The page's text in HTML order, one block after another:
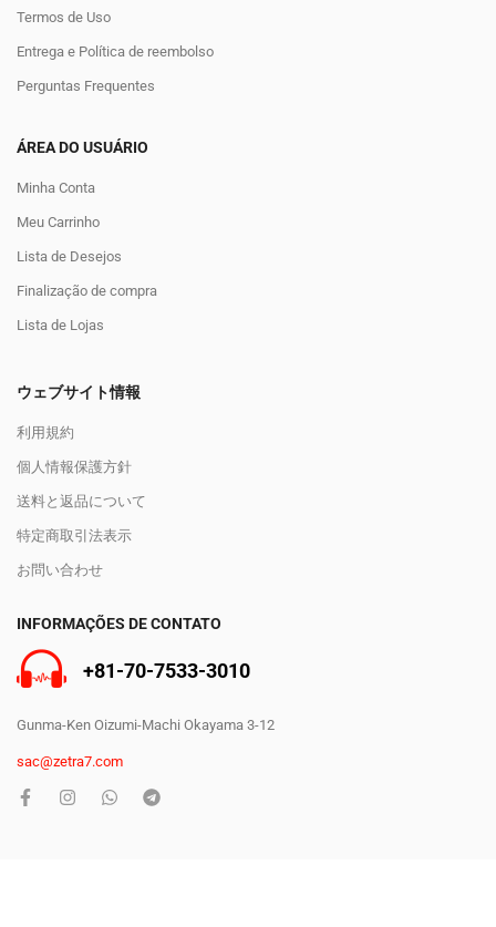
Termos de Uso
Entrega e Política de reembolso
Perguntas Frequentes
ÁREA DO USUÁRIO
Minha Conta
Meu Carrinho
Lista de Desejos
Finalização de compra
Lista de Lojas
ウェブサイト情報
利用規約
個人情報保護方針
送料と返品について
特定商取引法表示
お問い合わせ
INFORMAÇÕES DE CONTATO
+81-70-7533-3010
Gunma-Ken Oizumi-Machi Okayama 3-12
sac@zetra7.com